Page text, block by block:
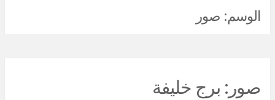
الوسم: صور
صور: برج خليفة